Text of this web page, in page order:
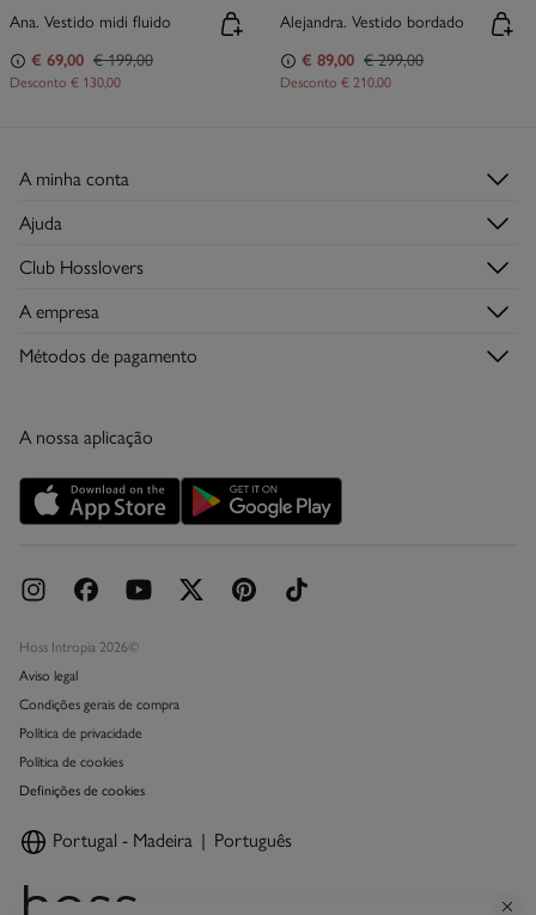
Ana. Vestido midi fluido
€ 69,00 € 199,00
Desconto € 130,00
Alejandra. Vestido bordado
€ 89,00 € 299,00
Desconto € 210,00
A minha conta
Iniciar sessão
Registar-me
Histórico de Encomendas
Moradas de envio
Ajuda
Serviço de Apoio ao Cliente
Envios
Trocas, devoluções e desistências
Cartão Presente Online
Promoções vigentes
Livro de Reclamações online
Club Hosslovers
Descubra-o
Torne-se Hosslover →
A empresa
Lojas
Descubra a app
Métodos de pagamento
A nossa aplicação
Hoss Intropia 2026©
Aviso legal
Condições gerais de compra
Política de privacidade
Política de cookies
Definições de cookies
Portugal - Madeira Português